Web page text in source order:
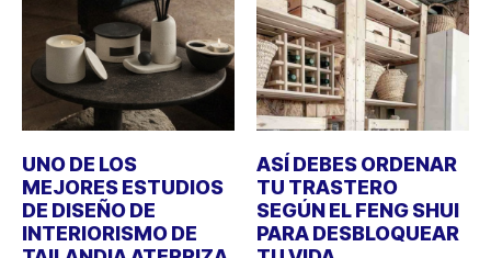
UNO DE LOS
MEJORES ESTUDIOS
DE DISEÑO DE
INTERIORISMO DE
ASÍ DEBES ORDENAR
TU TRASTERO
SEGÚN EL FENG SHUI
PARA DESBLOQUEAR